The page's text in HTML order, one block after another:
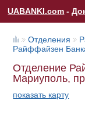
UABANKI.com -
Отделения
Райффайзен
Отделение
Мариуполь,
показать карту